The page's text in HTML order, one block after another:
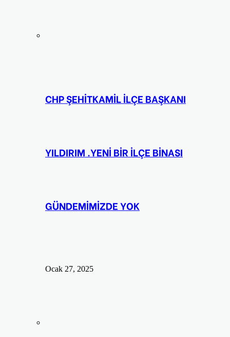
CHP ŞEHİTKAMİL İLÇE BAŞKANI
YILDIRIM .YENİ BİR İLÇE BİNASI
GÜNDEMİMİZDE YOK
Ocak 27, 2025